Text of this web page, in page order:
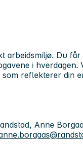
arbeidsmiljø. Du
i hverdagen.
reflekterer din
Anne